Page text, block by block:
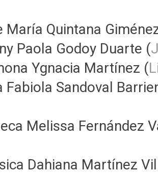
María Quintana
Paola Godoy Duarte (
Ygnacia Martínez (
Fabiola Sandoval
Melissa Fernández
Dahiana Martínez